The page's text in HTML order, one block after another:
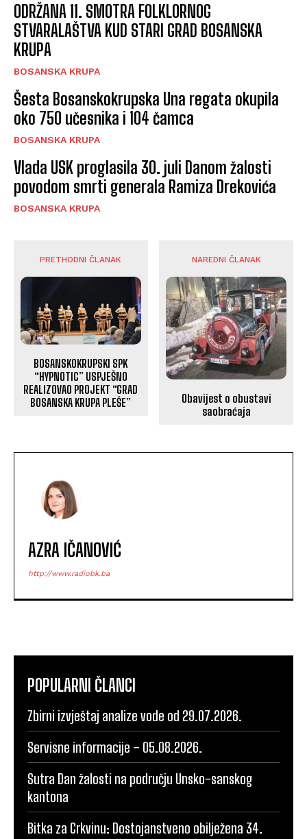
ODRŽANA 11. SMOTRA FOLKLORNOG
STVARALAŠTVA KUD STARI GRAD BOSANSKA
KRUPA
BOSANSKA KRUPA
Šesta Bosanskokrupska Una regata okupila
oko 750 učesnika i 104 čamca
BOSANSKA KRUPA
Vlada USK proglasila 30. juli Danom žalosti
povodom smrti generala Ramiza Drekovića
BOSANSKA KRUPA
PRETHODNI ČLANAK
BOSANSKOKRUPSKI SPK
“HYPNOTIC” USPJEŠNO
REALIZOVAO PROJEKT “GRAD
BOSANSKA KRUPA PLEŠE”
NAREDNI ČLANAK
Obavijest o obustavi
saobraćaja
AZRA IČANOVIĆ
http://www.radiobk.ba
POPULARNI ČLANCI
Zbirni izvještaj analize vode od 29.07.2026.
Servisne informacije – 05.08.2026.
Sutra Dan žalosti na području Unsko-sanskog
kantona
Bitka za Crkvinu: Dostojanstveno obilježena 34.